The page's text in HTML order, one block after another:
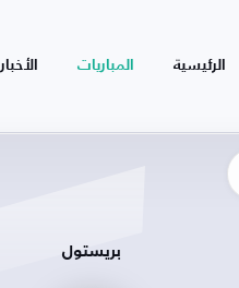
الرئيسية المباريات الأخبار
بريستول